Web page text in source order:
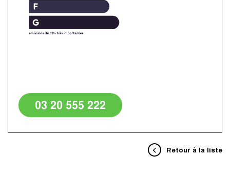
03 20 555 222
Retour à la liste